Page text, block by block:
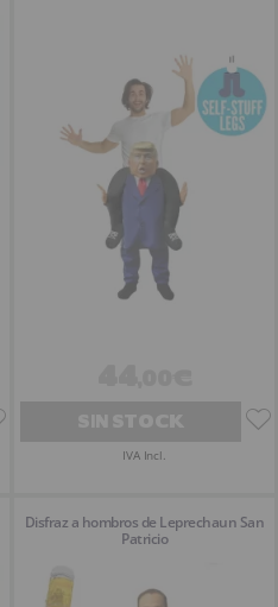
IVA Incl.
Disfraz a hombros de Leprechaun San
Patricio